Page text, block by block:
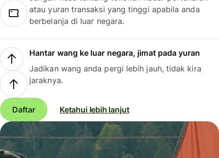
atau yuran transaksi yang tinggi apabila anda
berbelanja di luar negara.
Hantar wang ke luar negara, jimat pada yuran
Jadikan wang anda pergi lebih jauh, tidak kira
jaraknya.
Daftar Ketahui lebih lanjut